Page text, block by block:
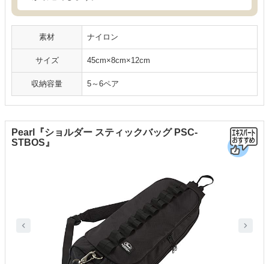
素材 ナイロン
サイズ 45cm×8cm×12cm
収納容量 5～6ペア
Pearl『ショルダー スティックバッグ PSC-
STBOS』